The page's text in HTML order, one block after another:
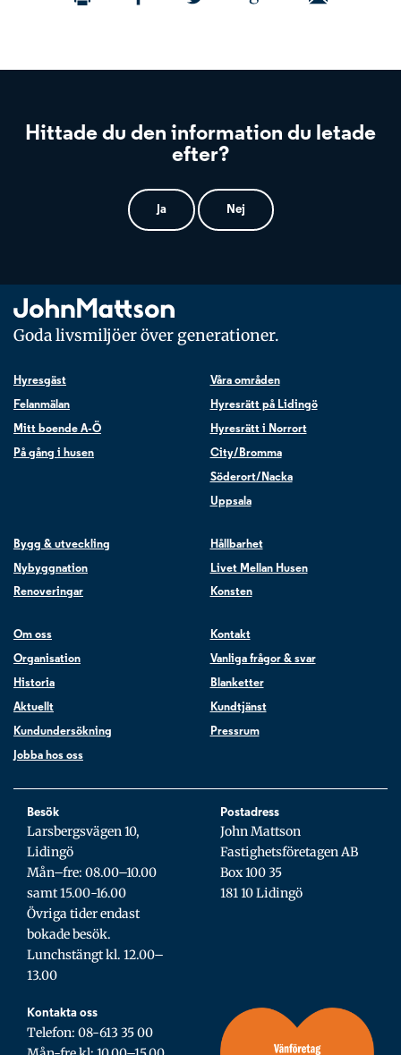
Hittade du den information du letade
efter?
Ja Nej
Goda livsmiljöer över generationer.
Hyresgäst
Felanmälan
Mitt boende A-Ö
På gång i husen
Våra områden
Hyresrätt på Lidingö
Hyresrätt i Norrort
City/Bromma
Söderort/Nacka
Uppsala
Bygg & utveckling
Nybyggnation
Renoveringar
Hållbarhet
Livet Mellan Husen
Konsten
Om oss
Organisation
Historia
Aktuellt
Kundundersökning
Jobba hos oss
Kontakt
Vanliga frågor & svar
Blanketter
Kundtjänst
Pressrum
Besök
Larsbergsvägen 10,
Lidingö
Mån–fre: 08.00–10.00
samt 15.00-16.00
Övriga tider endast
bokade besök.
Lunchstängt kl. 12.00–
13.00
Postadress
John Mattson
Fastighetsföretagen AB
Box 100 35
181 10 Lidingö
Kontakta oss
Telefon: 08-613 35 00